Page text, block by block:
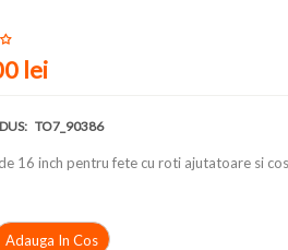
lei
TO7_90386
16 inch pentru fete cu roti ajutatoare si
Adauga In Cos